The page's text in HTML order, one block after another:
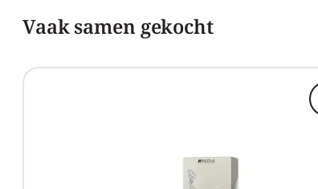
Vaak samen gekocht